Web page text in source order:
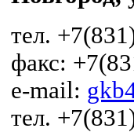
тел.
факс:
e-mail:
тел.